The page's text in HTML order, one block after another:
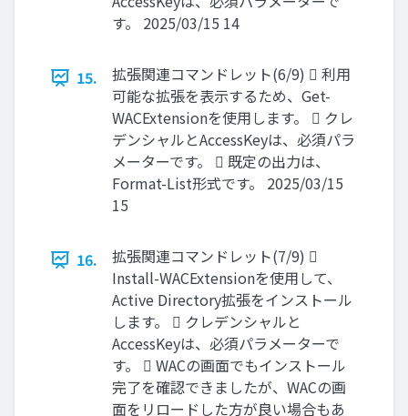
す。 2025/03/15 14
15.
拡張関連コマンドレット(6/9)  利用
可能な拡張を表示するため、Get-
WACExtensionを使用します。  クレ
デンシャルとAccessKeyは、必須パラ
メーターです。  既定の出力は、
Format-List形式です。 2025/03/15
15
16.
拡張関連コマンドレット(7/9) 
Install-WACExtensionを使用して、
Active Directory拡張をインストール
します。  クレデンシャルと
AccessKeyは、必須パラメーターで
す。  WACの画面でもインストール
完了を確認できましたが、WACの画
面をリロードした方が良い場合もあ